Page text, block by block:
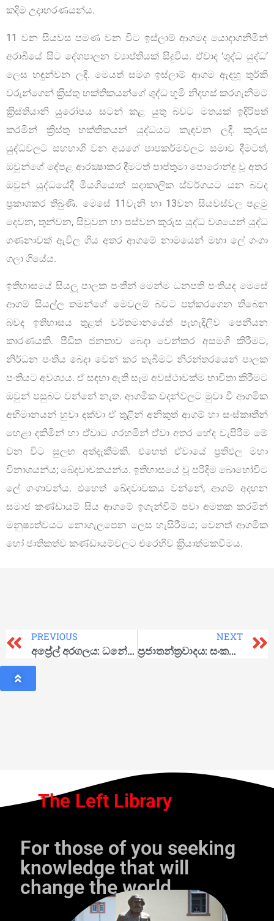
කදිම උදාහරණයන්ය.
11 වන සියවස පමණ වන විට ඉස්ලාම් ආගමද යොදාගනිමින්
අරාබියේ සිට දේශපාලන ව්‍යාප්තියක් සිදුවිය. ඒවාද ‘ශුද්ධ යුද්ධ’
ලෙස හඳුන්වන ලදී. මෙයත් සමග ඉස්ලාම් ආගම ඇදහූ තුර්කි
වරුන්ගෙන් ක‍්‍රිස්තු භක්තිකයන්ගේ ශුද්ධ භූමි නිදහස් කරගැනීමට
ක‍්‍රිස්තියානි යුරෝපය සටන් කළ යුතු බවට මතයක් ඉදිරිපත්
කරමින් ක්‍රිස්තු භක්තිකයන් යුද්ධයට කැඳවන ලදී. කුරුස
යුද්ධවලට සහභාගි වන අයගේ පාපකර්මවලට සමාව දීමටත්,
ඔවුන්ගේ දේපළ ආරක්‍ෂාකර දීමටත් පාප්තුමා පොරොන්දු වූ අතර
ඔවුන් යුද්ධයේදී මියගියොත් සදාකාලික ස්වර්ගයට යන බවද
ප‍්‍රකාශකර තිබුණි. මෙසේ 11වැනි හා 13වන සියවස්වල පළමු
දෙවන, තුන්වන, සිවුවන හා පස්වන කුරුස යුද්ධ වශයෙන් යුද්ධ
ගණනාවක් ඇවිල ගිය අතර ආගමේ නාමයෙන් මහා ලේ ගංගා
ගලා ගියේය.
ඉතිහාසයේ සියලූ පාලක පංතීන් මෙන්ම ධනපති පංතියද මෙසේ
ආගම් සියල්ල තමන්ගේ මෙවලම් බවට පත්කරගෙන තිබෙන
බවද ඉතිහාසය තුළත් වර්තමානයේත් පැහැදිලිව පෙනීයන
කාරණයකි. පීඩිත ජනතාව බෙදා වෙන්කර අසමගි කිරීමට,
නිර්ධන පංතිය බෙදා වෙන් කර තැබීමට නිරන්තරයෙන් පාලක
පංතියට අවශ්‍යය. ඒ සඳහා ඇති සෑම අවස්ථාවක්ම භාවිතා කිරීමට
ඔවුන් පසුබට වන්නේ නැත. ආගමික වදන්වලට මුවා වී ආගමික
අභිමානයන් හුවා දක්වා ඒ තුළින් අනිකුත් ආගම් හා සංස්කෘතීන්
හෙළා දකිමින් හා ඒවාට ගරහමින් ඒවා අතර භේද වැපිරීම මේ
වන විට සුලභ අත්දැකීමකි. එහෙත් ඒවායේ ප‍්‍රතිඵල මහා
විනාශයන්ය; ඛේදවාචකයන්ය. ඉතිහාසයේ වූ පරිදිම බොහෝවිට
ලේ ගංගාවන්ය. එහෙත් ඛේදවාචකය වන්නේ, ආගම් අදහන
සමාජ කණ්ඩායම් සිය ආගමේ ඉගැන්වීම් පවා අමතක කරමින්
මනුෂ්‍යත්වයට නොගැලපෙන ලෙස හැසිරීමය; වෙනත් ආගමික
හෝ ජාතිකත්ව කණ්ඩායම්වලට එරෙහිව ක‍්‍රියාත්මකවීමය.
PREVIOUS
අප්‍රේල් අරගලය: ධනේශ්වර ලංකාවේ පළමු අවිගත් නැගිටීම
NEXT
ප‍්‍රජාතන්ත‍්‍රවාදය: සංකල්පය හා විකාශනය
The Left Library
For those of you seeking
knowledge that will
change the world